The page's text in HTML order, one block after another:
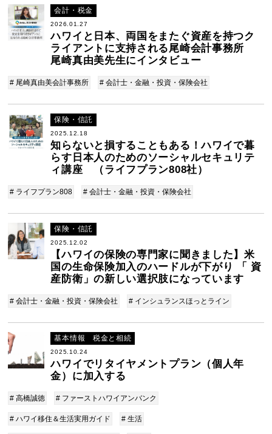
会計・税金
2026.01.27
ハワイと日本、両国をまたぐ資産を持つク
ライアントに支持される尾崎会計事務所
尾崎真由美先生にインタビュー
# 尾崎真由美会計事務所 # 会計士・金融・投資・保険会社
保険・信託
2025.12.18
知らないと損することもある！ハワイで暮
らす日本人のためのソーシャルセキュリテ
ィ講座 （ライフプラン808社）
# ライフプラン808 # 会計士・金融・投資・保険会社
保険・信託
2025.12.02
【ハワイの保険の専門家に聞きました】米
国の生命保険加入のハードルが下がり 「 資
産防衛」の新しい選択肢になっています
# 会計士・金融・投資・保険会社 # インシュランスほっとライン
基本情報 税金と相続
2025.10.24
ハワイでリタイヤメントプラン（個人年
金）に加入する
# 高橋誠徳 # ファーストハワイアンバンク
# ハワイ移住＆生活実用ガイド # 生活